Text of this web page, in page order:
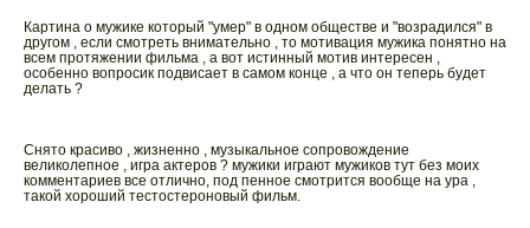
Картина о мужике который "умер" в одном обществе и "возрадился" в
другом , если смотреть внимательно , то мотивация мужика понятно на
всем протяжении фильма , а вот истинный мотив интересен ,
особенно вопросик подвисает в самом конце , а что он теперь будет
делать ?
Снято красиво , жизненно , музыкальное сопровождение
великолепное , игра актеров ? мужики играют мужиков тут без моих
комментариев все отлично, под пенное смотрится вообще на ура ,
такой хороший тестостероновый фильм.